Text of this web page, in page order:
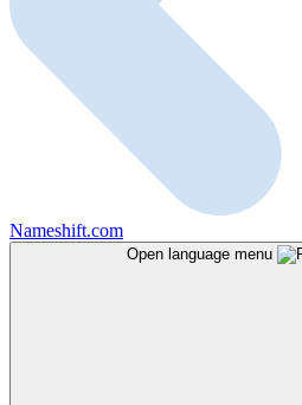
Nameshift.com
Open language menu